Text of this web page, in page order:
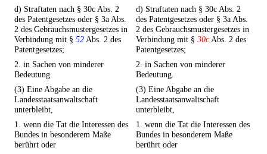
d) Straftaten nach § 30c Abs. 2
des Patentgesetzes oder § 3a Abs.
2 des Gebrauchsmustergesetzes in
Verbindung mit § 52Abs. 2 des
Patentgesetzes;
d) Straftaten nach § 30c Abs. 2
des Patentgesetzes oder § 3a Abs.
2 des Gebrauchsmustergesetzes in
Verbindung mit § 30cAbs. 2 des
Patentgesetzes;
2. in Sachen von minderer
Bedeutung.
2. in Sachen von minderer
Bedeutung.
(3) Eine Abgabe an die
Landesstaatsanwaltschaft
unterbleibt,
(3) Eine Abgabe an die
Landesstaatsanwaltschaft
unterbleibt,
1. wenn die Tat die Interessen des
Bundes in besonderem Maße
berührt oder
1. wenn die Tat die Interessen des
Bundes in besonderem Maße
berührt oder